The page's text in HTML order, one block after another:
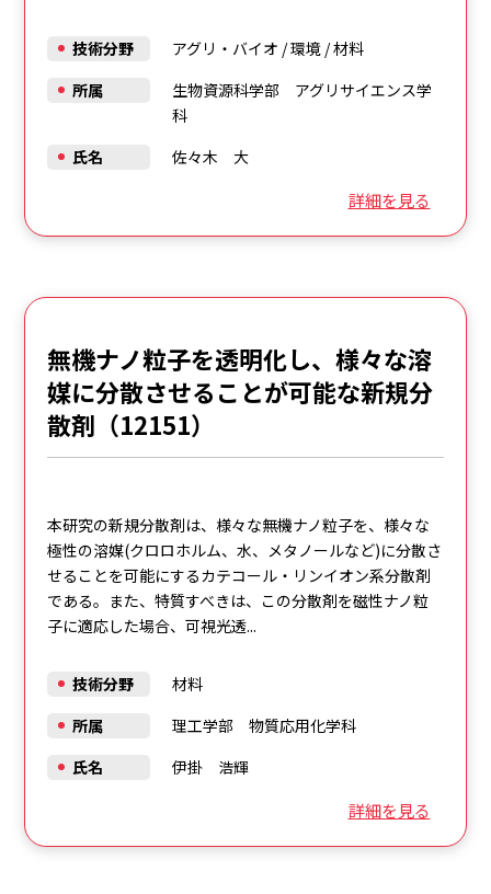
詳細を見る
技術分野 アグリ・バイオ /環境/材料
所属
生物資源科学部 アグリサイエンス学
科
氏名
佐々木 大
無機ナノ粒子を透明化し、様々な溶
媒に分散させることが可能な新規分
散剤（12151）
本研究の新規分散剤は、様々な無機ナノ粒子を、様々な
極性の溶媒(クロロホルム、水、メタノールなど)に分散さ
せることを可能にするカテコール・リンイオン系分散剤
である。また、特質すべきは、この分散剤を磁性ナノ粒
子に適応した場合、可視光透...
詳細を見る
技術分野
材料
所属
理工学部 物質応用化学科
氏名
伊掛 浩輝